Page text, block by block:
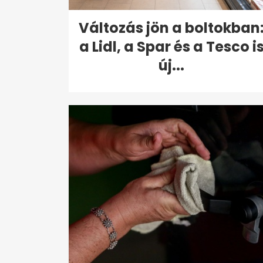
Változás jön a boltokban:
a Lidl, a Spar és a Tesco is
új...